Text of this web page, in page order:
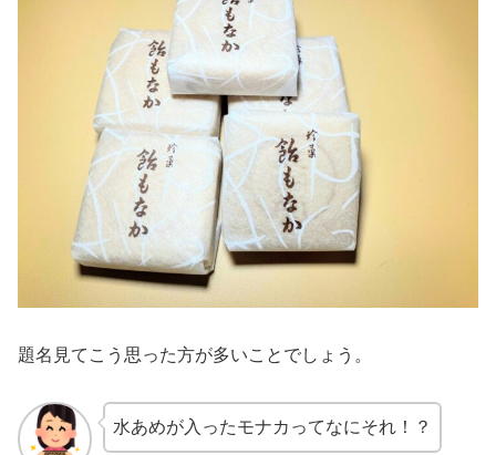
題名見てこう思った方が多いことでしょう。
水あめが入ったモナカってなにそれ！？